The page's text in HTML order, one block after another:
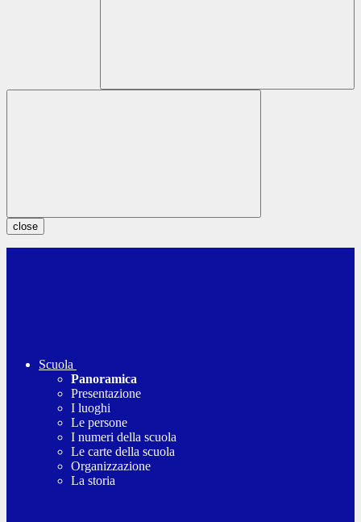
close
Scuola
Panoramica
Presentazione
I luoghi
Le persone
I numeri della scuola
Le carte della scuola
Organizzazione
La storia